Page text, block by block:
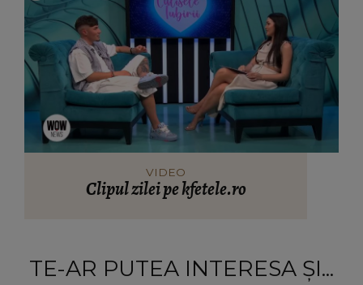
VIDEO
Clipul zilei pe kfetele.ro
TE-AR PUTEA INTERESA ȘI...